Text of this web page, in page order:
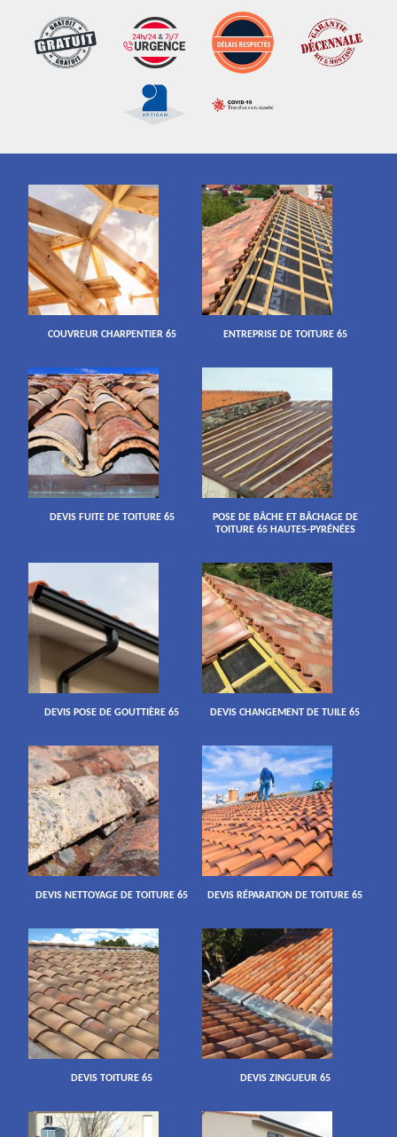
COUVREUR CHARPENTIER 65 ENTREPRISE DE TOITURE 65
DEVIS FUITE DE TOITURE 65
POSE DE BÂCHE ET BÂCHAGE DE
TOITURE 65 HAUTES-PYRÉNÉES
DEVIS POSE DE GOUTTIÈRE 65 DEVIS CHANGEMENT DE TUILE 65
DEVIS NETTOYAGE DE TOITURE 65 DEVIS RÉPARATION DE TOITURE 65
DEVIS TOITURE 65 DEVIS ZINGUEUR 65